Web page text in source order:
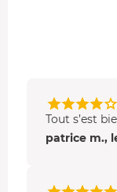
Relaxation dans
environnante.
vous lover sur le
Tout s’est
patrice m.,